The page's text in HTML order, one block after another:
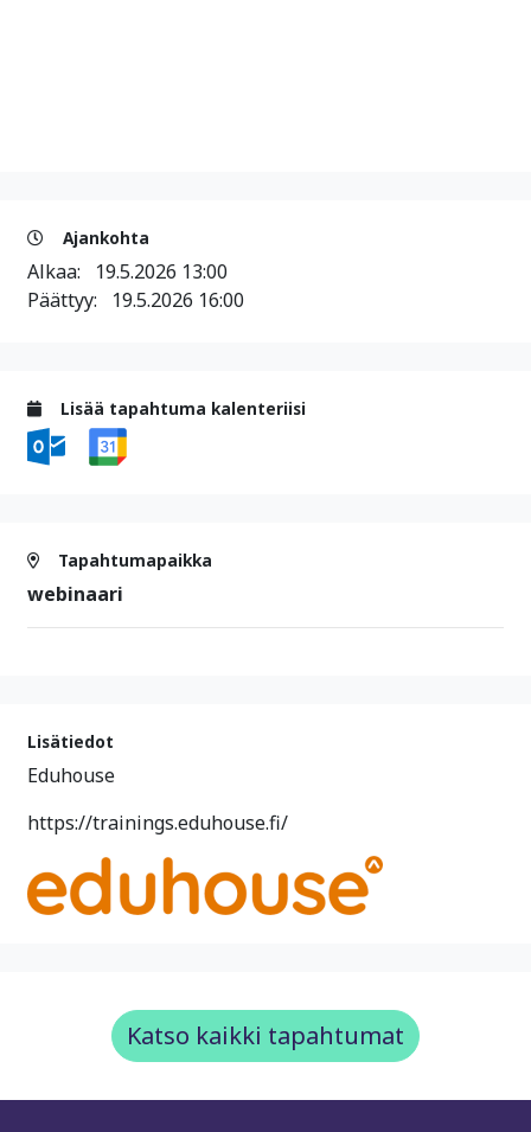
Ajankohta
Alkaa: 19.5.2026 13:00
Päättyy: 19.5.2026 16:00
Lisää tapahtuma kalenteriisi
Tapahtumapaikka
webinaari
Lisätiedot
Eduhouse
https://trainings.eduhouse.fi/
Katso kaikki tapahtumat